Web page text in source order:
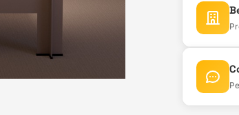
Bij
Deze
onze